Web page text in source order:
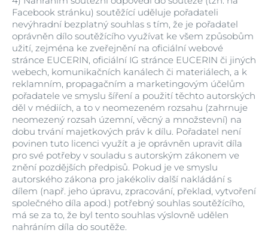
Facebook stránku) soutěžící uděluje pořadateli
nevýhradní bezplatný souhlas s tím, že je pořadatel
oprávněn dílo soutěžícího využívat ke všem způsobům
užití, zejména ke zveřejnění na oficiální webové
stránce EUCERIN, oficiální IG stránce EUCERIN či jiných
webech, komunikačních kanálech či materiálech, a k
reklamním, propagačním a marketingovým účelům
pořadatele ve smyslu šíření a použití těchto autorských
děl v médiích, a to v neomezeném rozsahu (zahrnuje
neomezený rozsah územní, věcný a množstevní) na
dobu trvání majetkových práv k dílu. Pořadatel není
povinen tuto licenci využít a je oprávněn upravit díla
pro své potřeby v souladu s autorským zákonem ve
znění pozdějších předpisů. Pokud je ve smyslu
autorského zákona pro jakékoliv další nakládání s
dílem (např. jeho úpravu, zpracování, překlad, vytvoření
společného díla apod.) potřebný souhlas soutěžícího,
má se za to, že byl tento souhlas výslovně udělen
nahráním díla do soutěže.